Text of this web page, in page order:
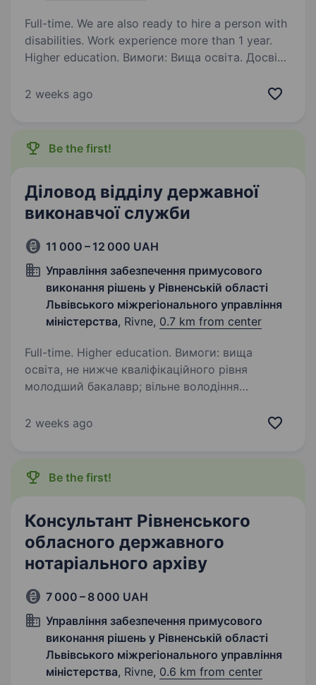
Full-time. We are also ready to hire a person with
disabilities. Work experience more than 1 year.
Higher education. Вимоги: Вища освіта. Досвід
уповноваженою особою. Знання
2 weeks ago
Be the first!
Діловод відділу державної
виконавчої служби
11 000 – 12 000 UAH
Управління забезпечення примусового
виконання рішень у Рівненській області
Львівського міжрегіонального управління
міністерства, Rivne, 0.7 km from center
Full-time. Higher education. Вимоги: вища
освіта, не нижче кваліфікаційного рівня
молодший бакалавр; вільне володіння
бачення результату діяльності; вміння
2 weeks ago
Be the first!
Консультант Рівненського
обласного державного
нотаріального архіву
7 000 – 8 000 UAH
Управління забезпечення примусового
виконання рішень у Рівненській області
Львівського міжрегіонального управління
міністерства, Rivne, 0.6 km from center